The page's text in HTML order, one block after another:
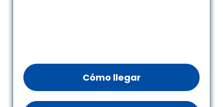
Cómo llegar